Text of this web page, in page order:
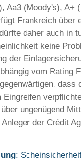
Aa3 (Moody's), A+
Frankreich über
daher auch in
keine
der
vom Rating
dass
Eingreifen
ungenügend
der Crédit
: